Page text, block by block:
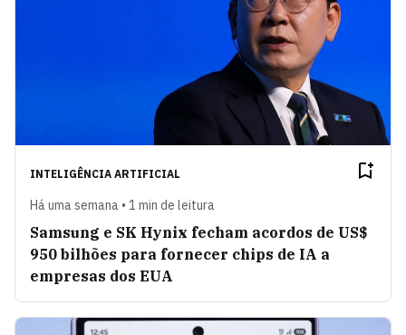
INTELIGÊNCIA ARTIFICIAL
Há uma semana • 1 min de leitura
Samsung e SK Hynix fecham acordos de US$
950 bilhões para fornecer chips de IA a
empresas dos EUA